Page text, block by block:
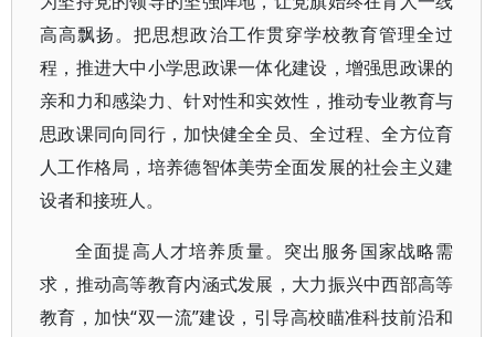
高高飘扬。把思想政治工作贯穿学校教育管理全过
程，推进大中小学思政课一体化建设，增强思政课的
亲和力和感染力、针对性和实效性，推动专业教育与
思政课同向同行，加快健全全员、全过程、全方位育
人工作格局，培养德智体美劳全面发展的社会主义建
设者和接班人。
全面提高人才培养质量。突出服务国家战略需
求，推动高等教育内涵式发展，大力振兴中西部高等
教育，加快“双一流”建设，引导高校瞄准科技前沿和